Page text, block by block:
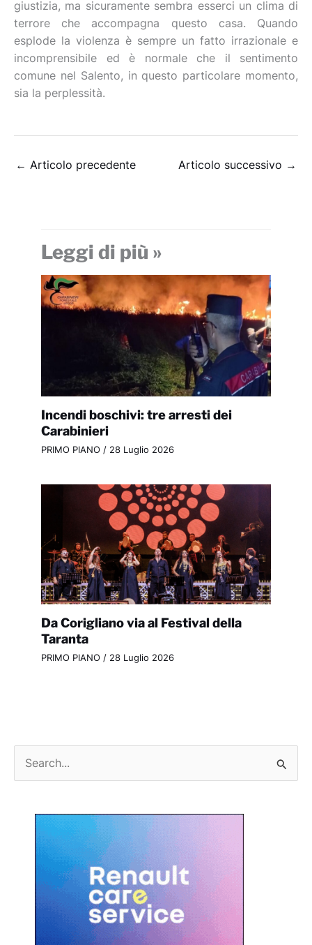
giustizia, ma sicuramente sembra esserci un clima di
terrore che accompagna questo casa. Quando
esplode la violenza è sempre un fatto irrazionale e
incomprensibile ed è normale che il sentimento
comune nel Salento, in questo particolare momento,
sia la perplessità.
← Articolo precedente Articolo successivo →
Leggi di più »
Incendi boschivi: tre arresti dei
Carabinieri
PRIMO PIANO / 28 Luglio 2026
Da Corigliano via al Festival della
Taranta
PRIMO PIANO / 28 Luglio 2026